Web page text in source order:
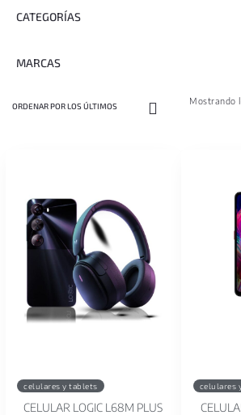
CATEGORÍAS
MARCAS
Mostrando
celulares y tablets
CELULAR LOGIC L68M PLUS
celulares